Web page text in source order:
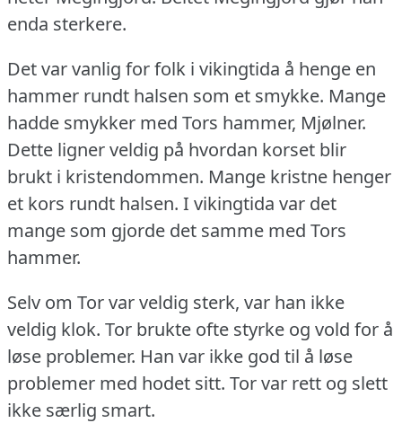
enda sterkere.
Det var vanlig for folk i vikingtida å henge en
hammer rundt halsen som et smykke. Mange
hadde smykker med Tors hammer, Mjølner.
Dette ligner veldig på hvordan korset blir
brukt i kristendommen. Mange kristne henger
et kors rundt halsen. I vikingtida var det
mange som gjorde det samme med Tors
hammer.
Selv om Tor var veldig sterk, var han ikke
veldig klok. Tor brukte ofte styrke og vold for å
løse problemer. Han var ikke god til å løse
problemer med hodet sitt. Tor var rett og slett
ikke særlig smart.